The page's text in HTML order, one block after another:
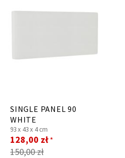
SINGLE PANEL 90
WHITE
93 x 43 x 4 cm
150,00 zł
Cena
promocyjna
128,00 zł *